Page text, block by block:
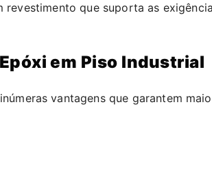
revestimento que suporta as
em Piso Industrial
vantagens que garantem